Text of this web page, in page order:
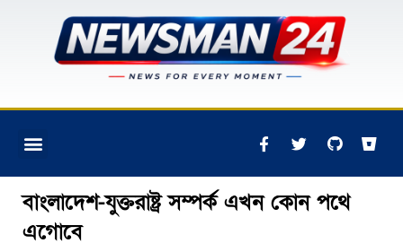
বাংলাদেশ-যুক্তরাষ্ট্র সম্পর্ক এখন কোন পথে
এগোবে